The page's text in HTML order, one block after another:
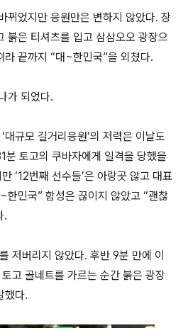
뀌었지만 응원만은 변하지 않았다. 장
붉은 티셔츠를 입고 삼삼오오 광장으
라 끝까지 “대~한민국”을 외쳤다.
가 되었다.
대규모 길거리응원’의 저력은 이날도
분 토고의 쿠바자에게 일격을 당했을
‘12번째 선수들’은 아랑곳 않고 대표
한민국” 함성은 끊이지 않았고 “괜찮
.
저버리지 않았다. 후반 9분 만에 이
고 골네트를 가르는 순간 붉은 광장
했다.